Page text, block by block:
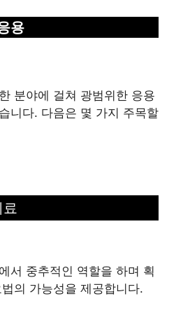
용
분야에 걸쳐 광범위한 응용
니다. 다음은 몇 가지 주목할
서 중추적인 역할을 하며 획
의 가능성을 제공합니다.